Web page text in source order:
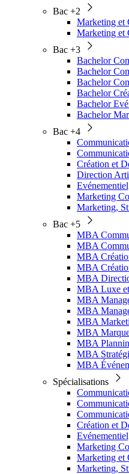
Bac +2
Marketing et
Marketing et
Bac +3
Bachelor
Bachelor
Bachelor
Bachelor
Bachelor
Bachelor
Bac +4
Création et
Direction
Marketing
Marketing,
Bac +5
MBA
MBA
MBA
MBA
MBA
MBA Luxe et
MBA
MBA
MBA
MBA
MBA
MBA
MBA
Spécialisations
Création et
Marketing
Marketing et
Marketing,